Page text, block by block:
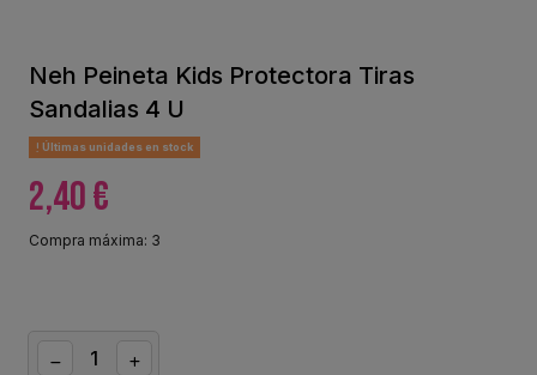
Neh Peineta Kids Protectora Tiras
Sandalias 4 U
Últimas unidades en stock
2,40 €
Compra máxima: 3